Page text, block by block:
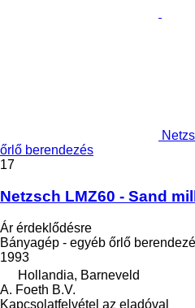
őrlő berendezés
17
Netzsch LMZ60 - Sand mill
Ár érdeklődésre
Bányagép - egyéb őrlő
1993
Hollandia, Barneveld
A. Foeth B.V.
Kapcsolatfelvétel az eladóval